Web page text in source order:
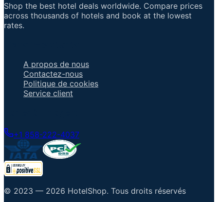
Shop the best hotel deals worldwide. Compare prices
across thousands of hotels and book at the lowest
rates.
A propos de nous
Contactez-nous
Politique de cookies
Service client
+1 858-222-4037
© 2023 — 2026 HotelShop. Tous droits réservés